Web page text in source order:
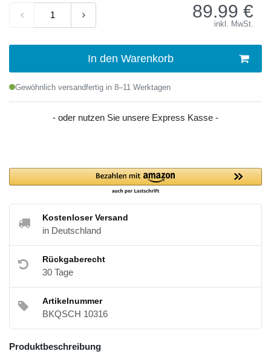
89.99 €
inkl. MwSt.
In den Warenkorb
Gewöhnlich versandfertig in 8–11 Werktagen
- oder nutzen Sie unsere Express Kasse -
Kostenloser Versand
in Deutschland
Rückgaberecht
30 Tage
Artikelnummer
BKQSCH 10316
Produktbeschreibung